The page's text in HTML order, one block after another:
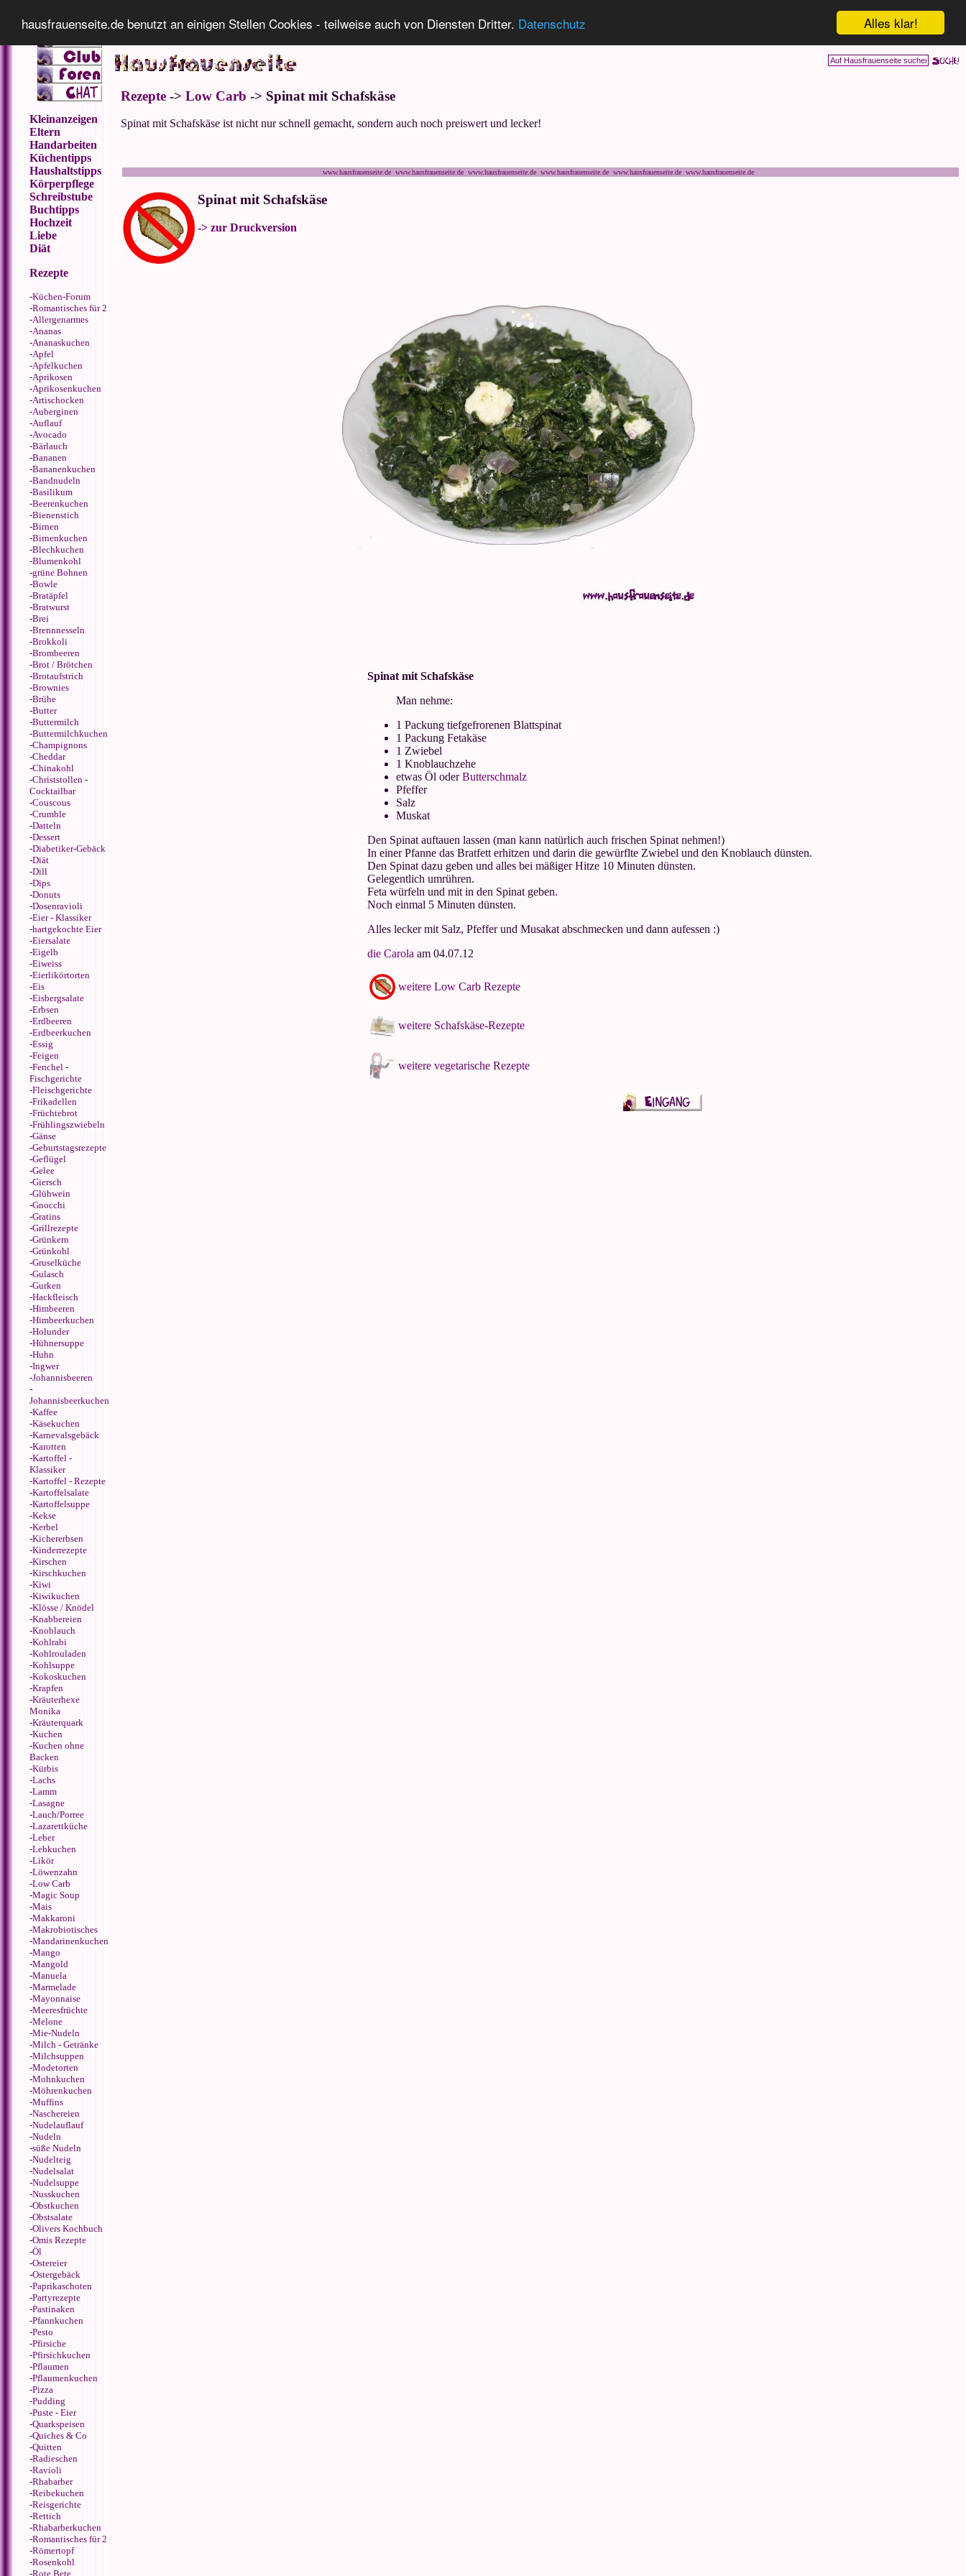
Alles klar!
hausfrauenseite.de benutzt an einigen Stellen Cookies - teilweise auch von Diensten Dritter. Datenschutz
Kleinanzeigen
Eltern
Handarbeiten
Küchentipps
Haushaltstipps
Körperpflege
Schreibstube
Buchtipps
Hochzeit
Liebe
Diät
Rezepte
-Küchen-Forum
-Romantisches für 2
-Allergenarmes
-Ananas
-Ananaskuchen
-Apfel
-Apfelkuchen
-Aprikosen
-Aprikosenkuchen
-Artischocken
-Auberginen
-Auflauf
-Avocado
-Bärlauch
-Bananen
-Bananenkuchen
-Bandnudeln
-Basilikum
-Beerenkuchen
-Bienenstich
-Birnen
-Birnenkuchen
-Blechkuchen
-Blumenkohl
-grüne Bohnen
-Bowle
-Bratäpfel
-Bratwurst
-Brei
-Brennnesseln
-Brokkoli
-Brombeeren
-Brot / Brötchen
-Brotaufstrich
-Brownies
-Brühe
-Butter
-Buttermilch
-Buttermilchkuchen
-Champignons
-Cheddar
-Chinakohl
-Christstollen -
Cocktailbar
-Couscous
-Crumble
-Datteln
-Dessert
-Diabetiker-Gebäck
-Diät
-Dill
-Dips
-Donuts
-Dosenravioli
-Eier - Klassiker
-hartgekochte Eier
-Eiersalate
-Eigelb
-Eiweiss
-Eierlikörtorten
-Eis
-Eisbergsalate
-Erbsen
-Erdbeeren
-Erdbeerkuchen
-Essig
-Feigen
-Fenchel -
Fischgerichte
-Fleischgerichte
-Frikadellen
-Früchtebrot
-Frühlingszwiebeln
-Gänse
-Geburtstagsrezepte
-Geflügel
-Gelee
-Giersch
-Glühwein
-Gnocchi
-Gratins
-Grillrezepte
-Grünkern
-Grünkohl
-Gruselküche
-Gulasch
-Gurken
-Hackfleisch
-Himbeeren
-Himbeerkuchen
-Holunder
-Hühnersuppe
-Huhn
-Ingwer
-Johannisbeeren
-
Johannisbeerkuchen
-Kaffee
-Käsekuchen
-Karnevalsgebäck
-Karotten
-Kartoffel -
Klassiker
-Kartoffel - Rezepte
-Kartoffelsalate
-Kartoffelsuppe
-Kekse
-Kerbel
-Kichererbsen
-Kinderrezepte
-Kirschen
-Kirschkuchen
-Kiwi
-Kiwikuchen
-Klösse / Knödel
-Knabbereien
-Knoblauch
-Kohlrabi
-Kohlrouladen
-Kohlsuppe
-Kokoskuchen
-Krapfen
-Kräuterhexe
Monika
-Kräuterquark
-Kuchen
-Kuchen ohne
Backen
-Kürbis
-Lachs
-Lamm
-Lasagne
-Lauch/Porree
-Lazarettküche
-Leber
-Lebkuchen
-Likör
-Löwenzahn
-Low Carb
-Magic Soup
-Mais
-Makkaroni
-Makrobiotisches
-Mandarinenkuchen
-Mango
-Mangold
-Manuela
-Marmelade
-Mayonnaise
-Meeresfrüchte
-Melone
-Mie-Nudeln
-Milch - Getränke
-Milchsuppen
-Modetorten
-Mohnkuchen
-Möhrenkuchen
-Muffins
-Naschereien
-Nudelauflauf
-Nudeln
-süße Nudeln
-Nudelteig
-Nudelsalat
-Nudelsuppe
-Nusskuchen
-Obstkuchen
-Obstsalate
-Olivers Kochbuch
-Omis Rezepte
-Öl
-Ostereier
-Ostergebäck
-Paprikaschoten
-Partyrezepte
-Pastinaken
-Pfannkuchen
-Pesto
-Pfirsiche
-Pfirsichkuchen
-Pflaumen
-Pflaumenkuchen
-Pizza
-Pudding
-Puste - Eier
-Quarkspeisen
-Quiches & Co
-Quitten
-Radieschen
-Ravioli
-Rhabarber
-Reibekuchen
-Reisgerichte
-Rettich
-Rhabarberkuchen
-Romantisches für 2
-Römertopf
-Rosenkohl
-Rote Bete
Rezepte -> Low Carb -> Spinat mit Schafskäse
Spinat mit Schafskäse ist nicht nur schnell gemacht, sondern auch noch preiswert und lecker!
www.hausfrauenseite.de www.hausfrauenseite.de www.hausfrauenseite.de www.hausfrauenseite.de www.hausfrauenseite.de www.hausfrauenseite.de
Spinat mit Schafskäse
-> zur Druckversion
Spinat mit Schafskäse
Man nehme:
1 Packung tiefgefrorenen Blattspinat
1 Packung Fetakäse
1 Zwiebel
1 Knoblauchzehe
etwas Öl oderButterschmalz
Pfeffer
Salz
Muskat
Den Spinat auftauen lassen (man kann natürlich auch frischen Spinat nehmen!)
In einer Pfanne das Bratfett erhitzen und darin die gewürflte Zwiebel und den Knoblauch dünsten.
Den Spinat dazu geben und alles bei mäßiger Hitze 10 Minuten dünsten.
Gelegentlich umrühren.
Feta würfeln und mit in den Spinat geben.
Noch einmal 5 Minuten dünsten.
Alles lecker mit Salz, Pfeffer und Musakat abschmecken und dann aufessen :)
die Carola am 04.07.12
weitere Low Carb Rezepte
weitere Schafskäse-Rezepte
weitere vegetarische Rezepte